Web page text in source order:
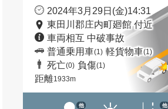
2024年3月29日(金)14:31
東田川郡庄内町廻館 付近
車両相互 中破事故
普通乗用車(1) 軽貨物車(1)
死亡(0) 負傷(1)
距離1933m
他 他